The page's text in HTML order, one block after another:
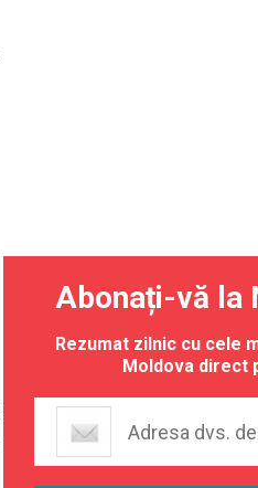
Abonați-vă la
Rezumat zilnic cu cele
Moldova direct